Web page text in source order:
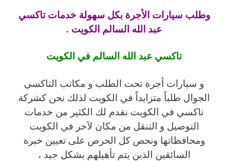
وطلب سيارات الأجرة بكل سهولة خدمات تاكسي
عبد الله السالم الكويت .
تاكسي عبد الله السالم في الكويت
و سيارات أجرة تحت الطلب و مكاتب التاكسي
الجوال طلباً متزايداً في الكويت لذلك نحن كشركة
تاكسي في الكويت نقدم لك الكثير من خدمات
التوصيل و التنقل من مكان لآخر في الكويت
ومحافظاتها ونحص كل الحرص على تعيين خبرة
السائقين الذين يتم تأهيلهم بشكل جيد ،